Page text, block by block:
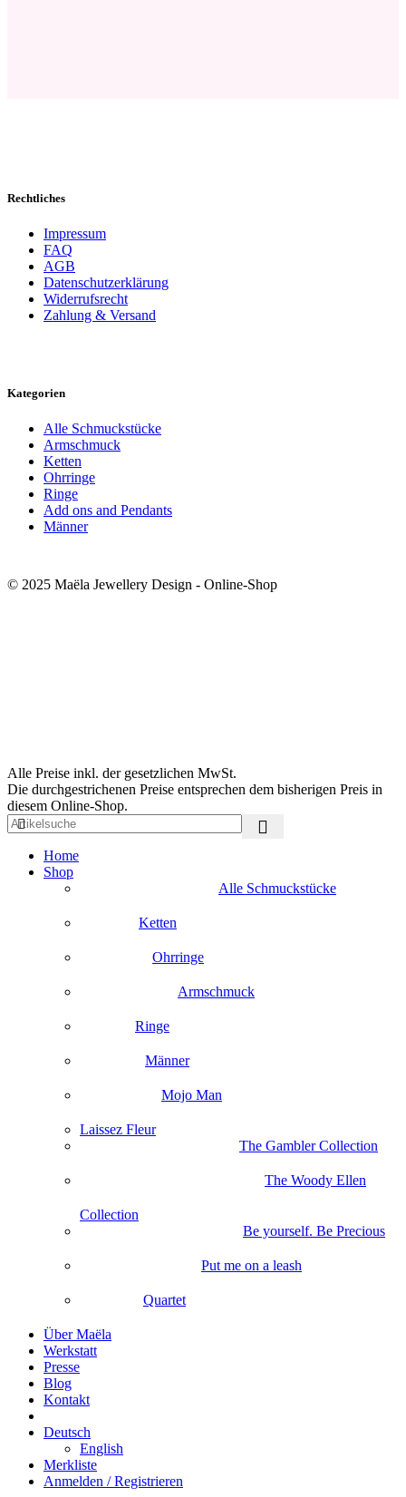
Rechtliches
Impressum
FAQ
AGB
Datenschutzerklärung
Widerrufsrecht
Zahlung & Versand
Kategorien
Alle Schmuckstücke
Armschmuck
Ketten
Ohrringe
Ringe
Add ons and Pendants
Männer
© 2025 Maëla Jewellery Design - Online-Shop
Alle Preise inkl. der gesetzlichen MwSt.
Die durchgestrichenen Preise entsprechen dem bisherigen Preis in
diesem Online-Shop.
Home
Shop
Alle Schmuckstücke
Ketten
Ohrringe
Armschmuck
Ringe
Männer
Mojo Man
Laissez Fleur
The Gambler Collection
The Woody Ellen
Collection
Be yourself. Be Precious
Put me on a leash
Quartet
Über Maëla
Werkstatt
Presse
Blog
Kontakt
Deutsch
English
Merkliste
Anmelden / Registrieren